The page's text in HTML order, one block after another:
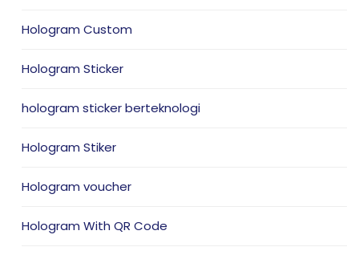
Hologram Custom
Hologram Sticker
hologram sticker berteknologi
Hologram Stiker
Hologram voucher
Hologram With QR Code